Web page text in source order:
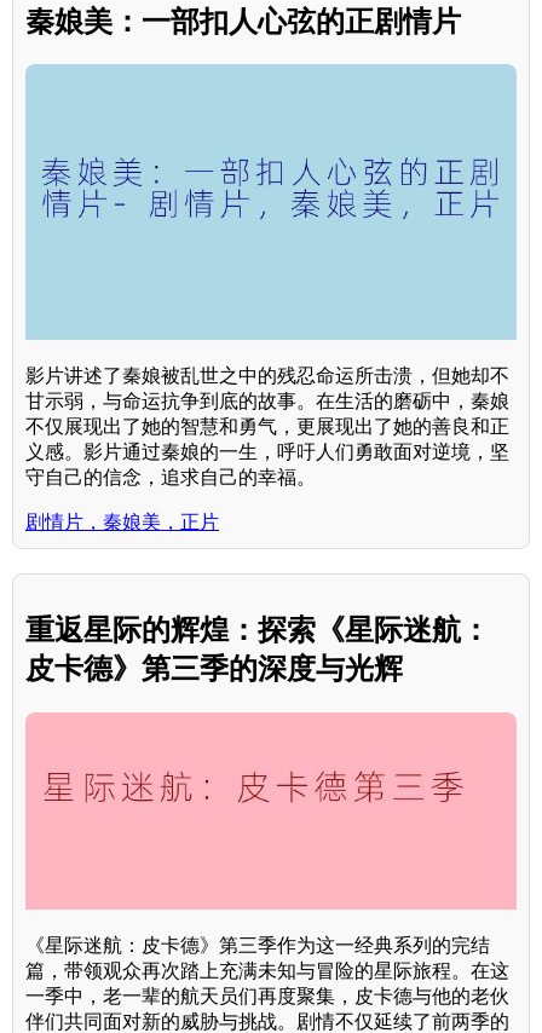
秦娘美：一部扣人心弦的正剧情片
影片讲述了秦娘被乱世之中的残忍命运所击溃，但她却不
甘示弱，与命运抗争到底的故事。在生活的磨砺中，秦娘
不仅展现出了她的智慧和勇气，更展现出了她的善良和正
义感。影片通过秦娘的一生，呼吁人们勇敢面对逆境，坚
守自己的信念，追求自己的幸福。
剧情片，秦娘美，正片
重返星际的辉煌：探索《星际迷航：
皮卡德》第三季的深度与光辉
《星际迷航：皮卡德》第三季作为这一经典系列的完结
篇，带领观众再次踏上充满未知与冒险的星际旅程。在这
一季中，老一辈的航天员们再度聚集，皮卡德与他的老伙
伴们共同面对新的威胁与挑战。剧情不仅延续了前两季的